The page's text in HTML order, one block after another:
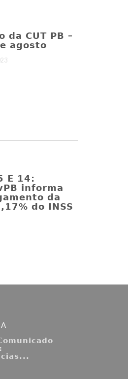
da CUT PB –
agosto
E 14:
informa
da
do INSS